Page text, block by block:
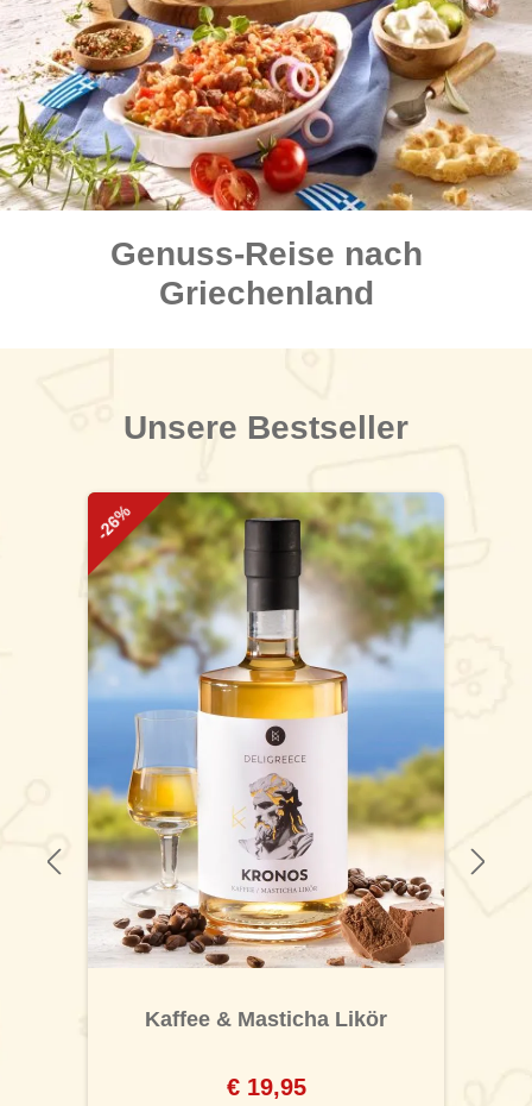
Genuss-Reise nach
Griechenland
Unsere Bestseller
Produktgalerie überspringen
-26%
Kaffee & Masticha Likör
€ 19,95